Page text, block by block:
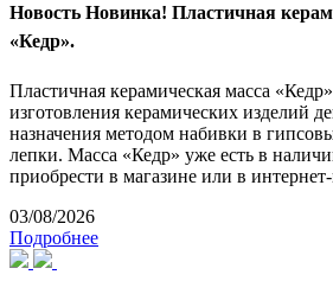
Новость Новинка! Пластичная
«Кедр».
Пластичная керамическая масса
изготовления керамических изделий
назначения методом набивки в
лепки. Масса «Кедр» уже есть в
приобрести в магазине или в
03/08/2026
Подробнее